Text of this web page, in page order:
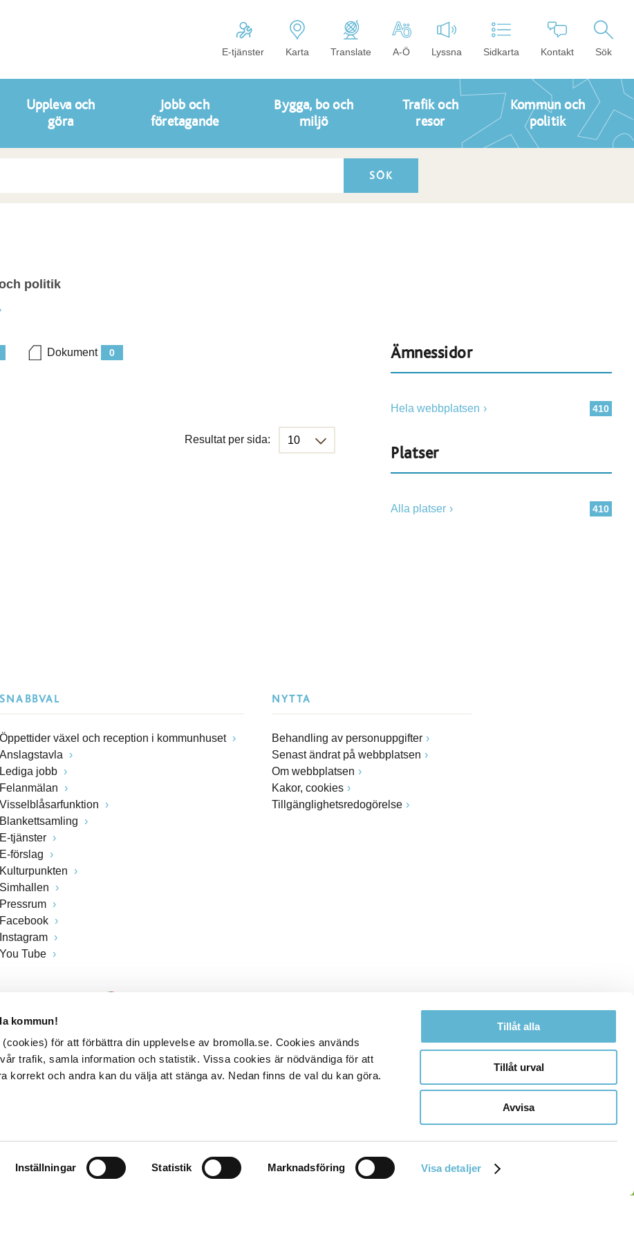
kommun!
för att förbättra din upplevelse av bromolla.se. Cookies används
trafik, samla information och statistik. Vissa cookies är nödvändiga för att
korrekt och andra kan du välja att stänga av. Nedan finns de val du kan göra.
Inställningar Statistik Marknadsföring Visa detaljer
Tillåt alla
Tillåt urval
Avvisa
E-tjänster Karta Translate A-Ö Lyssna Sidkarta Kontakt Sök
Uppleva och
göra
Jobb och
företagande
Bygga, bo och
miljö
Trafik och
resor
Kommun och
politik
politik
0
Dokument
Resultat per sida:
Ämnessidor
410
Hela webbplatsen
Platser
410
Alla platser
SNABBVAL
Öppettider växel och reception i kommunhuset
Anslagstavla
Lediga jobb
Felanmälan
Visselblåsarfunktion
Blankettsamling
E-tjänster
E-förslag
Kulturpunkten
Simhallen
Pressrum
Facebook
Instagram
You Tube
NYTTA
Behandling av personuppgifter
Senast ändrat på webbplatsen
Om webbplatsen
Kakor, cookies
Tillgänglighetsredogörelse